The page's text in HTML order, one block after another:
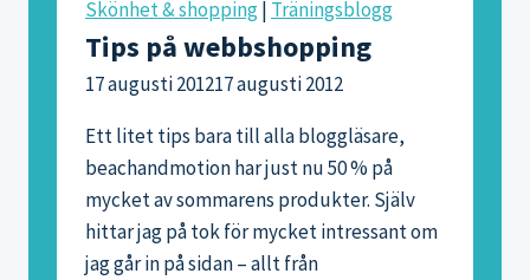
Skönhet & shopping| Träningsblogg
Tips på webbshopping
17 augusti 201217 augusti 2012
Ett litet tips bara till alla bloggläsare,
beachandmotion har just nu 50 % på
mycket av sommarens produkter. Själv
hittar jag på tok för mycket intressant om
jag går in på sidan – allt från